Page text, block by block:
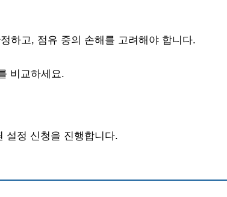
하고, 점유 중의 손해를 고려해야 합니다.
비교하세요.
설정 신청을 진행합니다.